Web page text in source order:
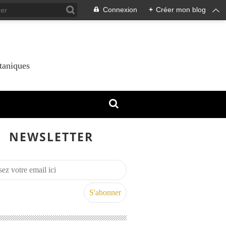
Connexion + Créer mon blog
NEWSLETTER